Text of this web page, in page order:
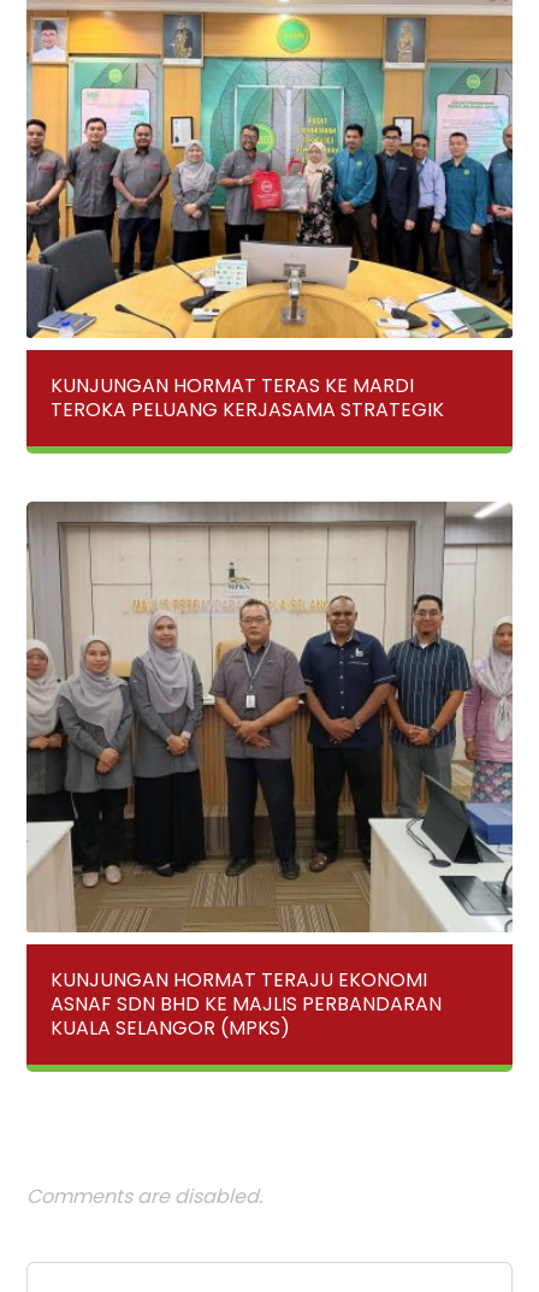
KUNJUNGAN HORMAT TERAS KE MARDI
TEROKA PELUANG KERJASAMA STRATEGIK
KUNJUNGAN HORMAT TERAJU EKONOMI
ASNAF SDN BHD KE MAJLIS PERBANDARAN
KUALA SELANGOR (MPKS)
Comments are disabled.